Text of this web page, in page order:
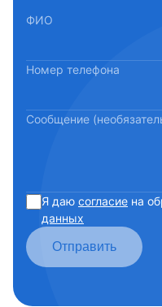
ФИО
Номер телефона
Сообщение
Я даю согласие на
данных
Отправить